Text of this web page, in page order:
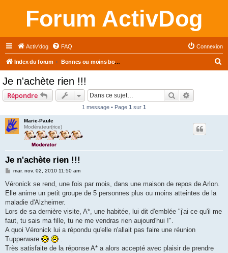
Forum ActivDog
Activ'dog FAQ Connexion
Index du forum Bonnes ou moins bonnes, les anecdotes sur vos expériences AAA
Je n'achète rien !!!
Répondre Rechercher
1 message • Page 1 sur 1
Marie-Paule
Modérateur(rice)
Je n'achète rien !!!
M
s
a
g
mar. nov. 02, 2010 11:50 am
Véronick se rend, une fois par mois, dans une maison de repos de Arlon.
Elle anime un petit groupe de 5 personnes plus ou moins atteintes de la
maladie d'Alzheimer.
Lors de sa dernière visite, A*, une habitée, lui dit d'emblée "j'ai ce qu'il me
faut, tu sais ma fille, tu ne me vendras rien aujourd'hui !".
A quoi Véronick lui a répondu qu'elle n'allait pas faire une réunion
Tupperware
.
Très satisfaite de la réponse A* a alors accepté avec plaisir de prendre